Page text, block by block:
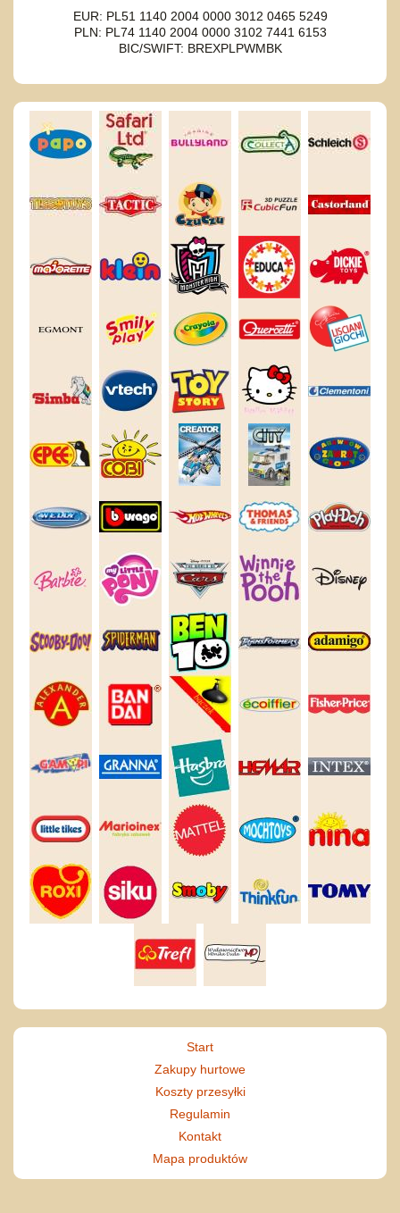
EUR: PL51 1140 2004 0000 3012 0465 5249
PLN: PL74 1140 2004 0000 3102 7441 6153
BIC/SWIFT: BREXPLPWMBK
Start
Zakupy hurtowe
Koszty przesyłki
Regulamin
Kontakt
Mapa produktów